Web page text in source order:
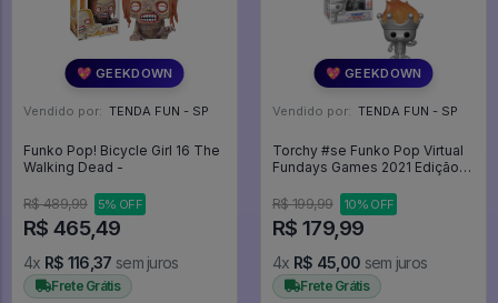
💖 GEEKDOWN
Vendido por: TENDA FUN - SP
Funko Pop! Bicycle Girl 16 The
Walking Dead -
R$ 489,99 5% OFF
R$ 465,49
4x R$ 116,37 sem juros
Frete Grátis
💖 GEEKDOWN
Vendido por: TENDA FUN - SP
Torchy #se Funko Pop Virtual
Fundays Games 2021 Edição
#1 - Funko Pop - #1 - FUNKO
POP #1
R$ 199,99 10% OFF
R$ 179,99
4x R$ 45,00 sem juros
Frete Grátis